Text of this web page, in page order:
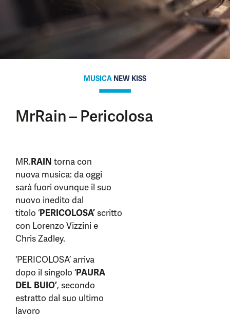
MUSICA NEW KISS
MrRain – Pericolosa
MR.RAIN torna con
nuova musica: da oggi
sarà fuori ovunque il suo
nuovo inedito dal
titolo ‘PERICOLOSA’scritto
con Lorenzo Vizzini e
Chris Zadley.
‘PERICOLOSA’ arriva
dopo il singolo ‘PAURA
DEL BUIO’, secondo
estratto dal suo ultimo
lavoro